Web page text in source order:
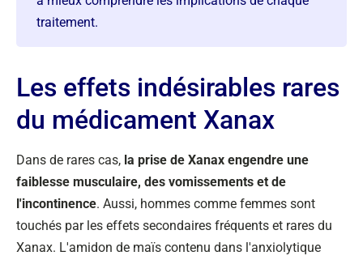
traitement.
Les effets indésirables rares
du médicament Xanax
Dans de rares cas, la prise de Xanax engendre une
faiblesse musculaire, des vomissements et de
l'incontinence. Aussi, hommes comme femmes sont
touchés par les effets secondaires fréquents et rares du
Xanax. L'amidon de maïs contenu dans l'anxiolytique